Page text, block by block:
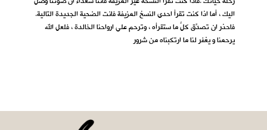
اليك ، أما اذا كنت تقرأ احدى النسخ المزيفة فانت الضحية الجديدة التالية.
فاحذر ان تصدِّق كلَّ ما ستقرأه ، وترحم على ارواحنا الخالدة ، فلعل الله
يرحمنا و يغفر لنا ما ارتكبناه من شرور